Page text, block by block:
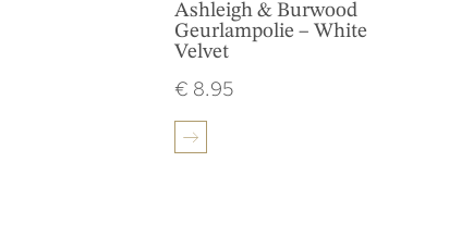
Ashleigh & Burwood
Geurlampolie – White
Velvet
€ 8.95